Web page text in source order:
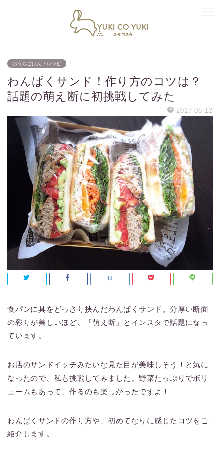
おうちごはん・レシピ
わんぱくサンド！作り方のコツは？
話題の萌え断に初挑戦してみた
2017-06-12
食パンに具をどっさり挟んだわんぱくサンド。分厚い断面
の彩りが美しいほど、「萌え断」とインスタで話題になっ
ています。
お店のサンドイッチみたいな見た目が美味しそう！と気に
なったので、私も挑戦してみました。野菜たっぷりでボリ
ュームもあって、作るのも楽しかったですよ！
わんぱくサンドの作り方や、初めてなりに感じたコツをご
紹介します。